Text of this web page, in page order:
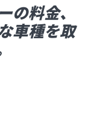
の料金、
車種を取